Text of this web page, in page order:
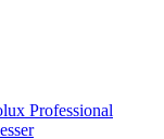
Professional